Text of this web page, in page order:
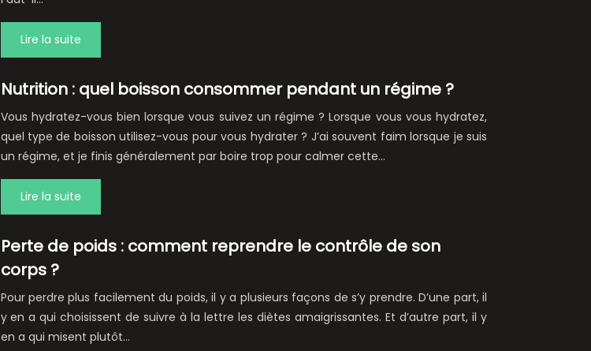
Lire la suite
Nutrition : quel boisson consommer pendant un régime ?
Vous hydratez-vous bien lorsque vous suivez un régime ? Lorsque vous vous hydratez,
quel type de boisson utilisez-vous pour vous hydrater ? J’ai souvent faim lorsque je suis
un régime, et je finis généralement par boire trop pour calmer cette…
Lire la suite
Perte de poids : comment reprendre le contrôle de son
corps ?
Pour perdre plus facilement du poids, il y a plusieurs façons de s’y prendre. D’une part, il
y en a qui choisissent de suivre à la lettre les diètes amaigrissantes. Et d’autre part, il y
en a qui misent plutôt…